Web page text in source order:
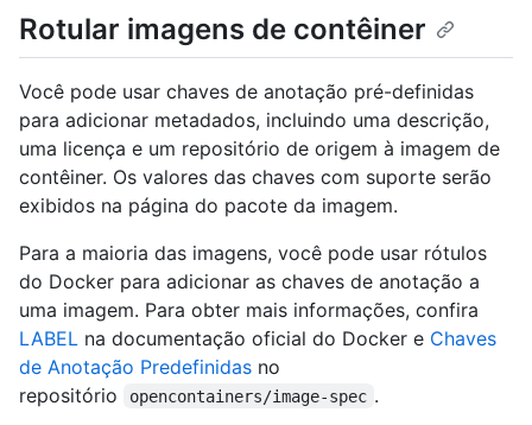
Rotular imagens de contêiner
Você pode usar chaves de anotação pré-definidas
para adicionar metadados, incluindo uma descrição,
uma licença e um repositório de origem à imagem de
contêiner. Os valores das chaves com suporte serão
exibidos na página do pacote da imagem.
Para a maioria das imagens, você pode usar rótulos
do Docker para adicionar as chaves de anotação a
uma imagem. Para obter mais informações, confira
LABEL na documentação oficial do Docker e Chaves
de Anotação Predefinidas no
repositório
opencontainers/image-spec .